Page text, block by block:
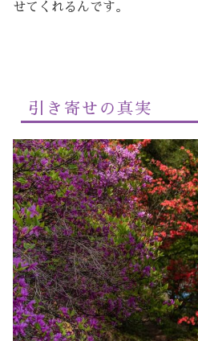
せてくれるんです。
引き寄せの真実